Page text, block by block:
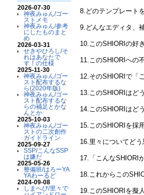
2026-07-30
神夜みゅん/ゴー
ストメモ
神夜みゅん/参考
にしたものまと
め
2026-03-31
せきやひろし/そ
れはあなたで
す！の仕様
2025-11-30
神夜みゅん/ゴー
スト配布するな
ら(2020年版)
神夜みゅん/ゴー
スト配布するな
らの補足とかな
んとか
2025-10-03
神夜みゅん/ゴー
ストの二次創作
ガイドライン
2025-09-27
SSP/こんなSSP
は嫌だ
2025-05-26
整備班/はろーYA
YAわーるど
2024-09-08
しまへび/里々で
8.どのテンプレート
9.どんなエディタ、
10.このSHIORIの好
11.このSHIORIへの
12.そのSHIORIで「
13.このSHIORIはど
14.このSHIORIはど
15.このSHIORIを採
16.里々についてど
17.「こんなSHIORI
18.これからこの
19.このSHIORIを擬